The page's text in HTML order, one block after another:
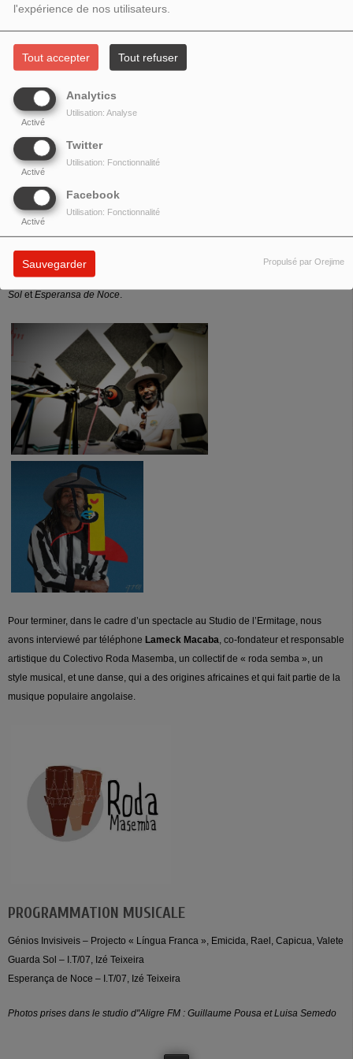
l'expérience de nos utilisateurs.
Tout accepter Tout refuser
Analytics
Activé
Utilisation: Analyse
Twitter
Activé
Utilisation: Fonctionnalité
Facebook
Activé
Utilisation: Fonctionnalité
Sauvegarder Propulsé par Orejime
objectif mettre en valeur la diversité culturelle issue des différents mouvements
migratoires, préserve la mémoire et lutte contre les discriminations (surtout
racistes et xénophobes).
Nous avons également reçu dans le studio, Izé Teixeira, artiste cap-verdien
. Cet album, plus festif que
les précédents, célèbre la joie de vivre et l’amour. Nous avons écouté
Sol etEsperansa de Noce.
Pour terminer, dans le cadre d’un spectacle au Studio de l’Ermitage, nous
avons interviewé par téléphone Lameck Macaba, co-fondateur et responsable
artistique du Colectivo Roda Masemba, un collectif de « roda semba », un
style musical, et une danse, qui a des origines africaines et qui fait partie de la
musique populaire angolaise.
PROGRAMMATION MUSICALE
Génios Invisiveis – Projecto « Língua Franca », Emicida, Rael, Capicua, Valete
Guarda Sol – I.T/07, Izé Teixeira
Esperança de Noce – I.T/07, Izé Teixeira
Photos prises dans le studio d"Aligre FM : Guillaume Pousa et Luisa Semedo